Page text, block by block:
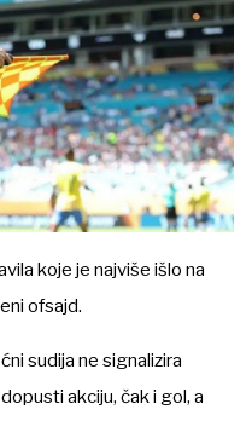
koje je najviše išlo na
ofsajd.
sudija ne signalizira
akciju, čak i gol, a